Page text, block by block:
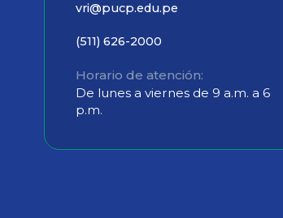
vri@pucp.edu.pe
(511) 626-2000
Horario de atención
De lunes a viernes de 9 a.m. a 6
p.m.